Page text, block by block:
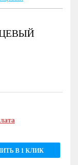
В 1 КЛИК